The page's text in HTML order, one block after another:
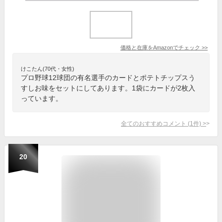
価格と在庫をAmazonでチェック >>
けこたん(70代・女性)
プロ野球12球団の有名選手のカードとポテトチップスう
すしお味をセットにしてあります。1袋にカードが2枚入
っています。
全てのおすすめコメント (1 件) >
20